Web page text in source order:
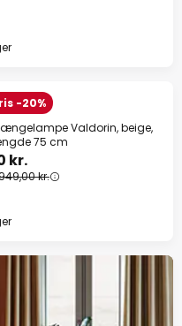
-20%
Valdorin, beige,
75 cm
kr.
kr.